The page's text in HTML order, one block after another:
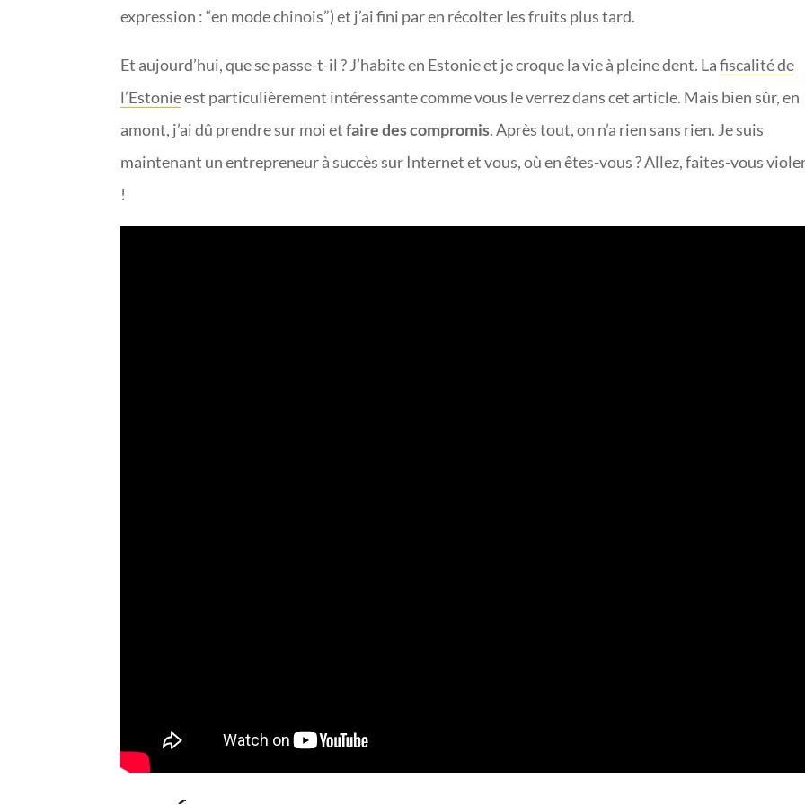
expression : “en mode chinois”) et j’ai fini par en récolter les fruits plus tard.
Et aujourd’hui, que se passe-t-il ? J’habite en Estonie et je croque la vie à pleine dent. Lafiscalité de
l’Estonieest particulièrement intéressante comme vous le verrez dans cet article. Mais bien sûr, en
amont, j’ai dû prendre sur moi etfaire des compromis. Après tout, on n’a rien sans rien. Je suis
maintenant un entrepreneur à succès sur Internet et vous, où en êtes-vous ? Allez, faites-vous
!